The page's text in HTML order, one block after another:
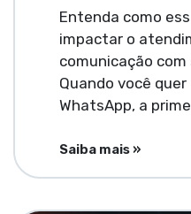
Entenda como
impactar o
comunicação
Quando você
WhatsApp, a
Saiba mais »